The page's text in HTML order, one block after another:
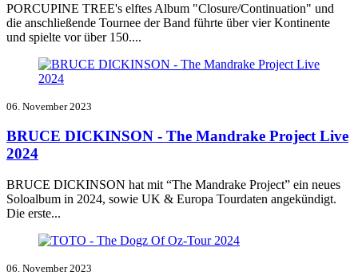
PORCUPINE TREE's elftes Album "Closure/Continuation" und
die anschließende Tournee der Band führte über vier Kontinente
und spielte vor über 150....
06. November 2023
BRUCE DICKINSON - The Mandrake Project Live
2024
BRUCE DICKINSON hat mit “The Mandrake Project” ein neues
Soloalbum in 2024, sowie UK & Europa Tourdaten angekündigt.
Die erste...
06. November 2023